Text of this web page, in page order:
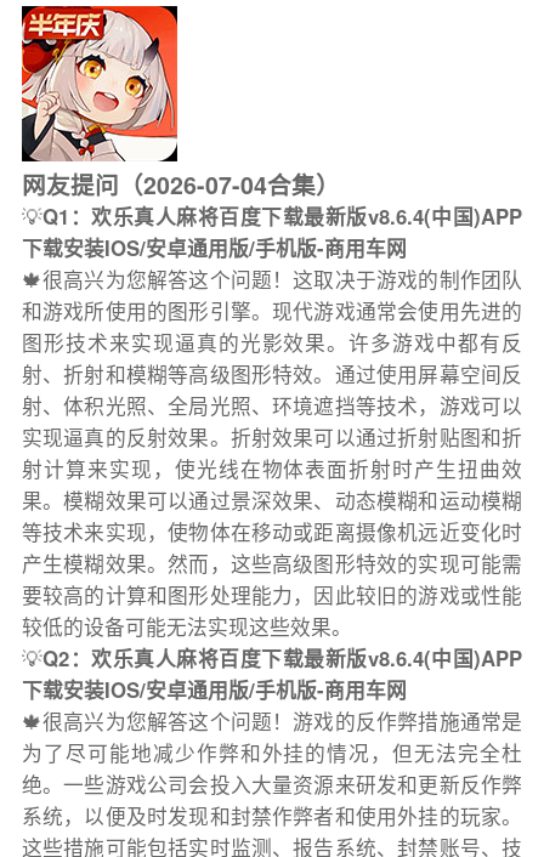
网友提问（2026-07-04合集）
💡Q1：欢乐真人麻将百度下载最新版v8.6.4(中国)APP
下载安装IOS/安卓通用版/手机版-商用车网
🍁很高兴为您解答这个问题！这取决于游戏的制作团队
和游戏所使用的图形引擎。现代游戏通常会使用先进的
图形技术来实现逼真的光影效果。许多游戏中都有反
射、折射和模糊等高级图形特效。通过使用屏幕空间反
射、体积光照、全局光照、环境遮挡等技术，游戏可以
实现逼真的反射效果。折射效果可以通过折射贴图和折
射计算来实现，使光线在物体表面折射时产生扭曲效
果。模糊效果可以通过景深效果、动态模糊和运动模糊
等技术来实现，使物体在移动或距离摄像机远近变化时
产生模糊效果。然而，这些高级图形特效的实现可能需
要较高的计算和图形处理能力，因此较旧的游戏或性能
较低的设备可能无法实现这些效果。
💡Q2：欢乐真人麻将百度下载最新版v8.6.4(中国)APP
下载安装IOS/安卓通用版/手机版-商用车网
🍁很高兴为您解答这个问题！游戏的反作弊措施通常是
为了尽可能地减少作弊和外挂的情况，但无法完全杜
绝。一些游戏公司会投入大量资源来研发和更新反作弊
系统，以便及时发现和封禁作弊者和使用外挂的玩家。
这些措施可能包括实时监测、报告系统、封禁账号、技